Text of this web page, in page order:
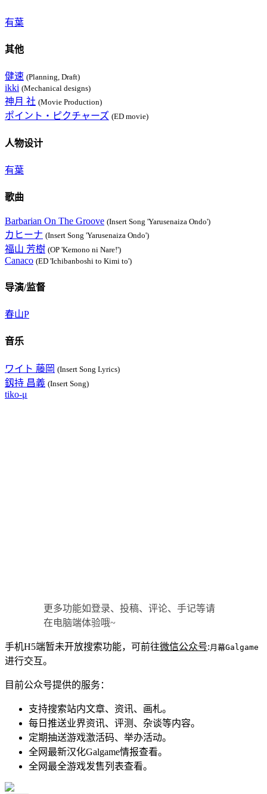
有葉
其他
健速 (Planning, Draft)
ikki (Mechanical designs)
神月 社 (Movie Production)
ポイント・ピクチャーズ (ED movie)
人物设计
有葉
歌曲
Barbarian On The Groove (Insert Song 'Yarusenaiza Ondo')
カヒーナ (Insert Song 'Yarusenaiza Ondo')
福山 芳樹 (OP 'Kemono ni Nare!')
Canaco (ED 'Ichibanboshi to Kimi to')
导演/监督
春山P
音乐
ワイト 藤岡 (Insert Song Lyrics)
釼持 昌義 (Insert Song)
tiko-μ
更多功能如登录、投稿、评论、手记等请
在电脑端体验哦~
手机H5端暂未开放搜索功能，可前往微信公众号:月幕Galgame
进行交互。
目前公众号提供的服务：
支持搜索站内文章、资讯、画札。
每日推送业界资讯、评测、杂谈等内容。
定期抽送游戏激活码、举办活动。
全网最新汉化Galgame情报查看。
全网最全游戏发售列表查看。